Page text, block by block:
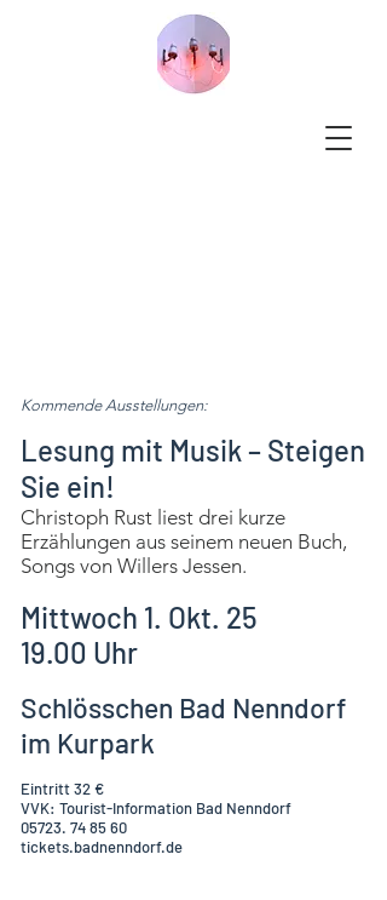
Kommende Ausstellungen:
Lesung mit Musik – Steigen
Sie ein!
Christoph Rust liest drei kurze
Erzählungen aus seinem neuen Buch,
Songs von Willers Jessen.
Mittwoch 1. Okt. 25
19.00 Uhr
Schlösschen Bad Nenndorf
im Kurpark
Eintritt 32 €
VVK: Tourist-Information Bad Nenndorf
05723. 74 85 60
tickets.badnenndorf.de